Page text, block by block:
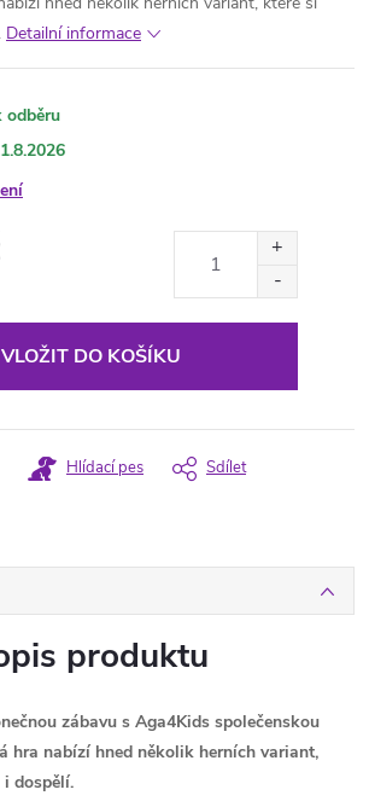
Detailní informace
odběru
VLOŽIT DO KOŠÍKU
Hlídací pes Sdílet
produktu
zábavu s Aga4Kids společenskou
hra nabízí hned několik herních variant,
dospělí.